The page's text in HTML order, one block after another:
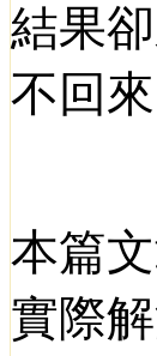
結果
不回來
本篇
實際